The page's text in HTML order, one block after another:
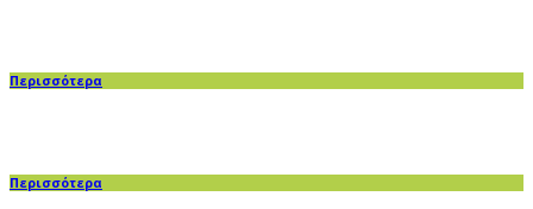
Περισσότερα
Περισσότερα